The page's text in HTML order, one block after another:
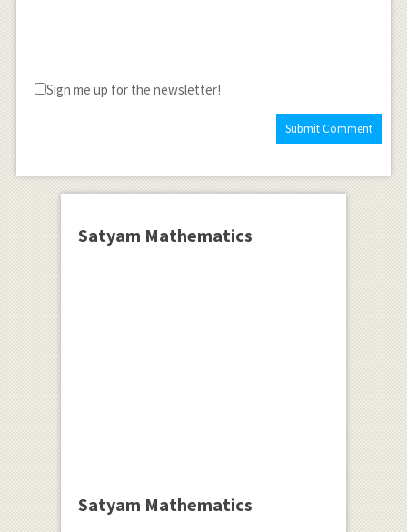
Sign me up for the newsletter!
Satyam Mathematics
Satyam Mathematics